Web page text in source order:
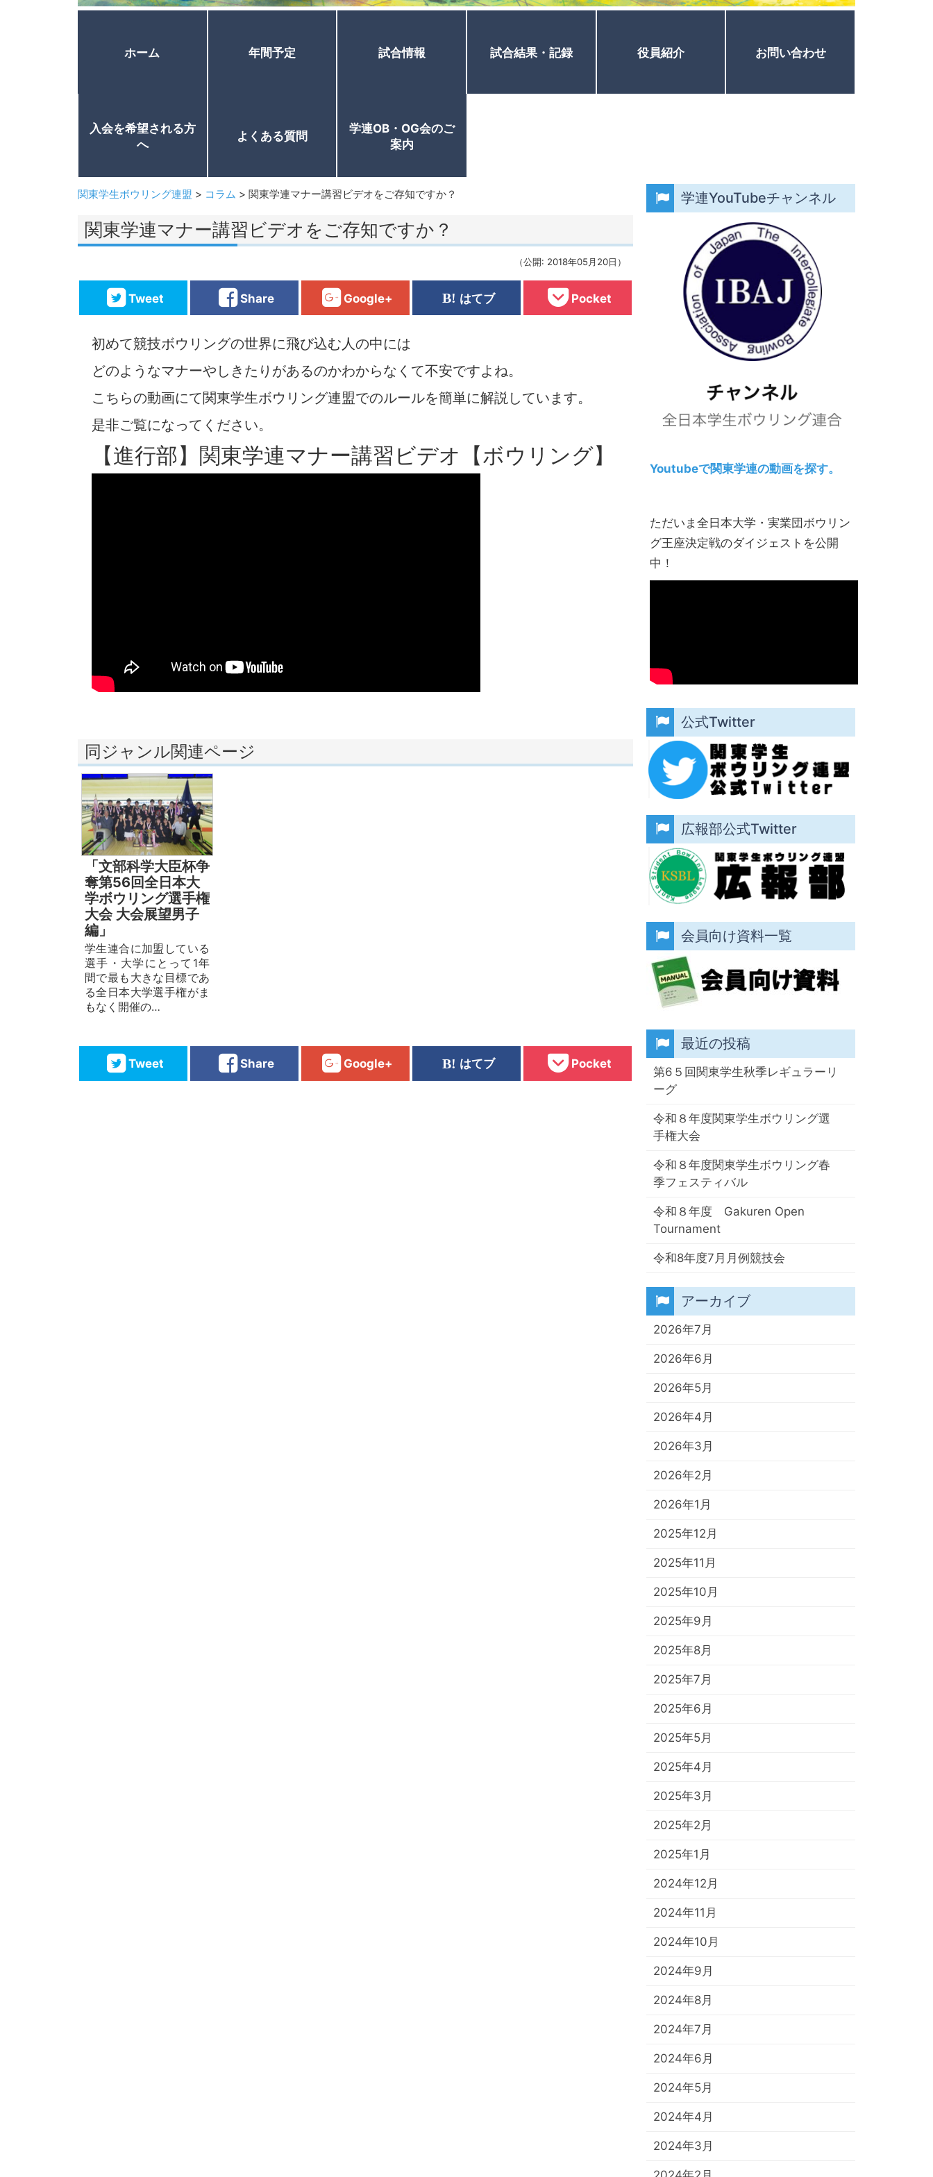
ホーム 年間予定 試合情報 試合結果・記録 役員紹介 お問い合わせ
入会を希望される方
へ
よくある質問
学連OB・OG会のご
案内
関東学生ボウリング連盟 > コラム > 関東学連マナー講習ビデオをご存知ですか？
関東学連マナー講習ビデオをご存知ですか？
（公開: 2018年05月20日）
Tweet Share Google+ はてブ Pocket
初めて競技ボウリングの世界に飛び込む人の中には
どのようなマナーやしきたりがあるのかわからなくて不安ですよね。
こちらの動画にて関東学生ボウリング連盟でのルールを簡単に解説しています。
是非ご覧になってください。
【進行部】関東学連マナー講習ビデオ【ボウリング】
同ジャンル関連ページ
「文部科学大臣杯争
奪第56回全日本大
学ボウリング選手権
大会 大会展望男子
編」
学生連合に加盟している
選手・大学にとって1年
間で最も大きな目標であ
る全日本大学選手権がま
もなく開催の…
Tweet Share Google+ はてブ Pocket
学連YouTubeチャンネル
Youtubeで関東学連の動画を探す。
ただいま全日本大学・実業団ボウリン
グ王座決定戦のダイジェストを公開
中！
公式Twitter
広報部公式Twitter
会員向け資料一覧
最近の投稿
第6５回関東学生秋季レギュラーリ
ーグ
令和８年度関東学生ボウリング選
手権大会
令和８年度関東学生ボウリング春
季フェスティバル
令和８年度 Gakuren Open
Tournament
令和8年度7月月例競技会
アーカイブ
2026年7月
2026年6月
2026年5月
2026年4月
2026年3月
2026年2月
2026年1月
2025年12月
2025年11月
2025年10月
2025年9月
2025年8月
2025年7月
2025年6月
2025年5月
2025年4月
2025年3月
2025年2月
2025年1月
2024年12月
2024年11月
2024年10月
2024年9月
2024年8月
2024年7月
2024年6月
2024年5月
2024年4月
2024年3月